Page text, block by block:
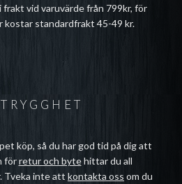
frakt vid varuvärde från 799kr, för
kostar standardfrakt 45-49 kr.
köp, så du har god tid på dig att
förretur och bytehittar du all
Tveka inte att kontakta oss om du